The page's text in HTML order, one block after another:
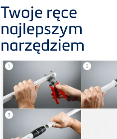
Twoje ręce
najlepszym
narzędziem